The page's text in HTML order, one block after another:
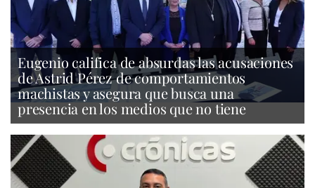
Eugenio califica de absurdas las acusaciones
de Astrid Pérez de comportamientos
machistas y asegura que busca una
presencia en los medios que no tiene